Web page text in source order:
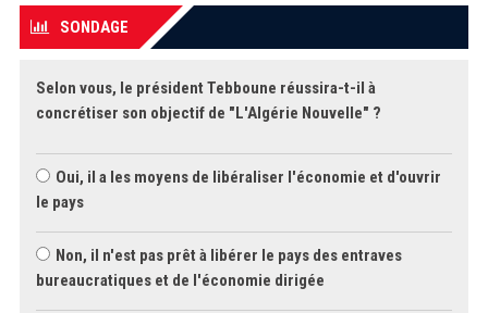
SONDAGE
Selon vous, le président Tebboune réussira-t-il à
concrétiser son objectif de "L'Algérie Nouvelle" ?
Oui, il a les moyens de libéraliser l'économie et d'ouvrir
le pays
Non, il n'est pas prêt à libérer le pays des entraves
bureaucratiques et de l'économie dirigée